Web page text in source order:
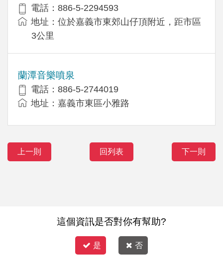
電話：886-5-2294593
地址：位於嘉義市東郊山仔頂附近，距市區
3公里
蘭潭音樂噴泉
電話：886-5-2744019
地址：嘉義市東區小雅路
上一則 回列表 下一則
這個資訊是否對你有幫助?
是 否